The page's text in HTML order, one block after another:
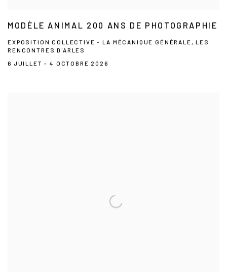
MODÈLE ANIMAL 200 ANS DE PHOTOGRAPHIE
EXPOSITION COLLECTIVE - LA MÉCANIQUE GÉNÉRALE, LES
RENCONTRES D'ARLES
6 JUILLET - 4 OCTOBRE 2026